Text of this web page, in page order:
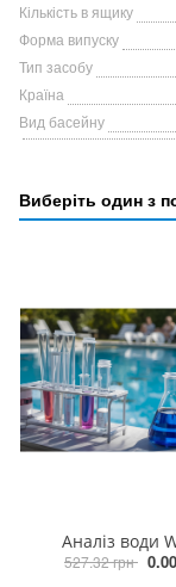
Кількість в ящику
Форма випуску
Тип засобу
Країна
Вид басейну
Виберіть один з
Аналіз води
527.32 грн